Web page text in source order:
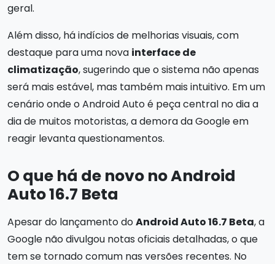
geral.
Além disso, há indícios de melhorias visuais, com
destaque para uma nova interface de
climatização, sugerindo que o sistema não apenas
será mais estável, mas também mais intuitivo. Em um
cenário onde o Android Auto é peça central no dia a
dia de muitos motoristas, a demora da Google em
reagir levanta questionamentos.
O que há de novo no Android
Auto 16.7 Beta
Apesar do lançamento doAndroid Auto 16.7 Beta, a
Google não divulgou notas oficiais detalhadas, o que
tem se tornado comum nas versões recentes. No